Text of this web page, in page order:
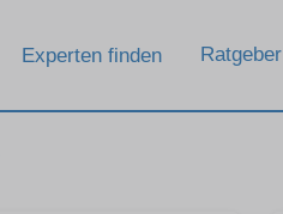
Experten finden Ratgeber